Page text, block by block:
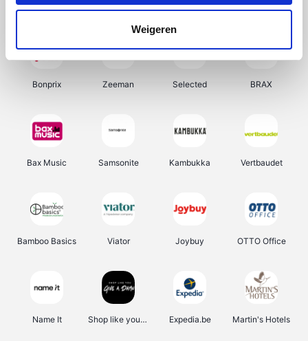
Weigeren
My Jewellery Tennis Point Samsung Delonghi
Bonprix Zeeman Selected BRAX
Bax Music Samsonite Kambukka Vertbaudet
Bamboo Basics Viator Joybuy OTTO Office
Name It Shop like you Give A Damn Expedia.be Martin's Hotels